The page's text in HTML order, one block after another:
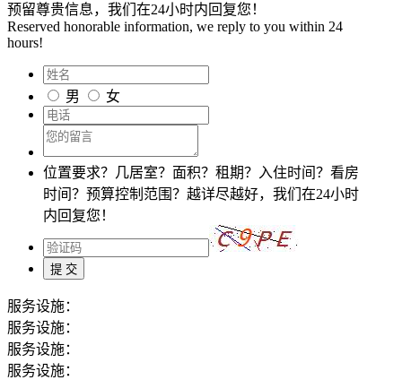
预留尊贵信息，我们在24小时内回复您！
Reserved honorable information, we reply to you within 24
hours!
男 女
位置要求？几居室？面积？租期？入住时间？看房
时间？预算控制范围？越详尽越好，我们在24小时
内回复您！
服务设施：
服务设施：
服务设施：
服务设施：